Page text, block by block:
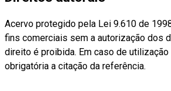
Acervo protegido pela Lei 9.610 de
fins comerciais sem a autorização dos
direito é proibida. Em caso de
obrigatória a citação da referência.